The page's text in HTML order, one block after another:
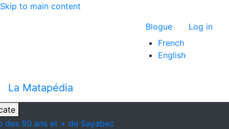
Skip to main content
Menu du
Blogue
Log in
French
English
La Matapédia
des 50 ans et + de Sayabec